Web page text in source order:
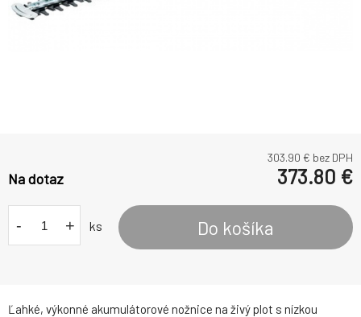
Ľahké, výkonné akumulátorové nožnice na živý plot s nízkou
303.90 € bez DPH
Na dotaz 373.80 €
- + ks Do košíka